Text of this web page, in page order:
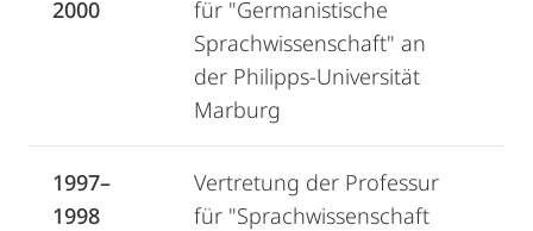
2000
für "Germanistische
Sprachwissenschaft" an
der Philipps-Universität
Marburg
1997–
1998
Vertretung der Professur
für "Sprachwissenschaft